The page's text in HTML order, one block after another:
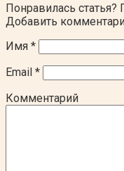
Понравилась статья?
Добавить
Имя *
Email *
Комментарий